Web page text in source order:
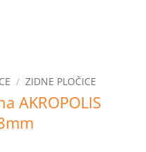
/ ZIDNE PLOČICE
AKROPOLIS